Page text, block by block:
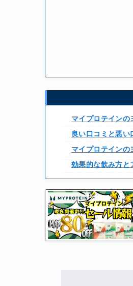
マイプロテインの
良い口コミと悪
マイプロテイン
効果的な飲み方と